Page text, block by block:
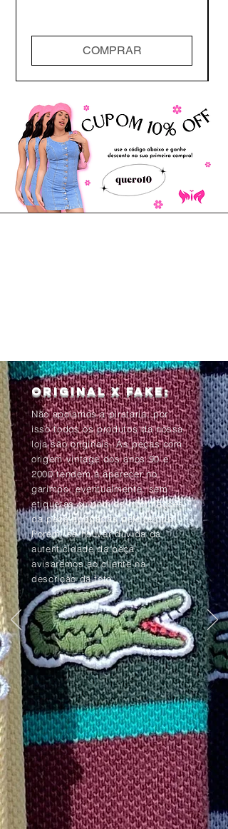
COMPRAR
Original x Fake:
Não apoiamos a pirataria, por
isso todos os produtos da nossa
loja são originais. As peças com
origem vintage dos anos 90 e
2000 tendem à aparecer no
garimpo, eventualmente, sem
etiquetas ou com as informações
da peça apagadas pelo tempo.
Porém, se houver dúvida da
autenticidade da peça,
avisaremos ao cliente na
descrição da foto.